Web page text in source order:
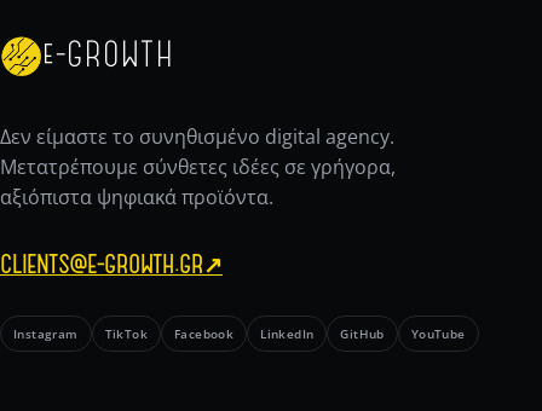
e-GROWTH
Δεν είμαστε το συνηθισμένο digital agency.
Μετατρέπουμε σύνθετες ιδέες σε γρήγορα,
αξιόπιστα ψηφιακά προϊόντα.
CLIENTS@E-GROWTH.GR ↗
Instagram TikTok Facebook LinkedIn GitHub YouTube